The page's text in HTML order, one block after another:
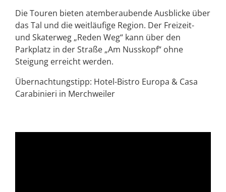
Die Touren bieten atemberaubende Ausblicke über
das Tal und die weitläufige Region. Der Freizeit-
und Skaterweg „Reden Weg“ kann über den
Parkplatz in der Straße „Am Nusskopf“ ohne
Steigung erreicht werden.
Übernachtungstipp: Hotel-Bistro Europa & Casa
Carabinieri in Merchweiler